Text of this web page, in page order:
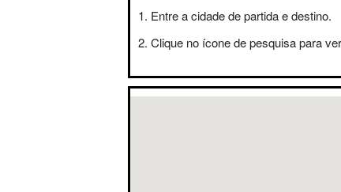
Entre a cidade de partida e destino.
Clique no ícone de pesquisa para